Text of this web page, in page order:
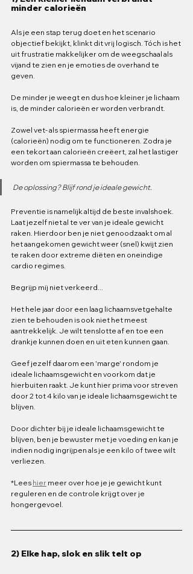
minder calorieën
Als je een stap terug doet en het scenario
objectief bekijkt, klinkt dit vrij logisch. Tóch is het
uit frustratie makkelijker om de weegschaal als
vijand te zien en je emoties de overhand te
geven.
De minder je weegt en dus hoe kleiner je lichaam
is, de minder calorieën er worden verbrandt.
Zowel vet- als spiermassa heeft energie
(calorieën) nodig om te functioneren. Zodra je
een tekort aan calorieën creëert, zal het lastiger
worden om spiermassa te behouden.
De oplossing? Blijf rond je ideale gewicht.
Preventie is namelijk altijd de beste invalshoek.
Laat jezelf niet al te ver van je ideale gewicht
raken. Hierdoor ben je niet genoodzaakt om al
het aangekomen gewicht weer (snel) kwijt zien
te raken door extreme diëten en oneindige
cardio regimes.
Begrijp mij niet verkeerd...
Het hele jaar door een laag lichaamsvetgehalte
zien te behouden is ook niet het meest
aantrekkelijk. Je wilt tenslotte af en toe een
drankje kunnen doen en uit eten kunnen gaan.
Geef jezelf daarom een 'marge' rondom je
ideale lichaamsgewicht en voorkom dat je
hierbuiten raakt. Je kunt hier prima voor streven
door 2 tot 4 kilo van je ideale lichaamsgewicht te
blijven.
Door dichter bij je ideale lichaamsgewicht te
blijven, ben je bewuster met je voeding en kan je
indien nodig ingrijpen als je een kilo of twee wilt
verliezen.
*Lees hier meer over hoe je je gewicht kunt
reguleren en de controle krijgt over je
hongergevoel.
2) Elke hap, slok en slik telt op